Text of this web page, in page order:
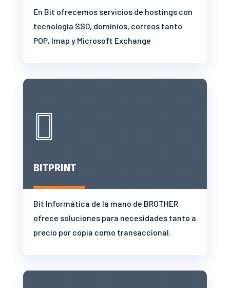
En Bit ofrecemos servicios de hostings con
tecnología SSD, dominios, correos tanto
POP, Imap y Microsoft Exchange

BITPRINT
Bit Informática de la mano de BROTHER
ofrece soluciones para necesidades tanto a
precio por copia como transaccional.